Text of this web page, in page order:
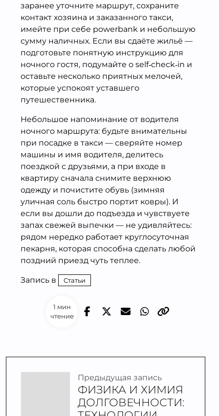
1 мин
чтение
заранее уточните маршрут, сохраните
контакт хозяина и заказанного такси,
имейте при себе powerbank и небольшую
сумму наличных. Если вы сдаёте жильё —
подготовьте понятную инструкцию для
ночного гостя, подумайте о self‑check‑in и
оставьте несколько приятных мелочей,
которые успокоят уставшего
путешественника.
Небольшое напоминание от водителя
ночного маршрута: будьте внимательны
при посадке в такси — сверяйте номер
машины и имя водителя, делитесь
поездкой с друзьями, а при входе в
квартиру сначала снимите верхнюю
одежду и почистите обувь (зимняя
уличная соль быстро портит ковры). И
если вы дошли до подъезда и чувствуете
запах свежей выпечки — не удивляйтесь:
рядом нередко работает круглосуточная
пекарня, которая способна сделать любой
поздний приезд чуть теплее.
Запись в Статьи
Предыдущая запись
ФИЗИКА И ХИМИЯ
ДОЛГОВЕЧНОСТИ: